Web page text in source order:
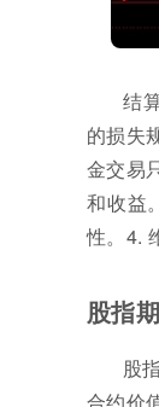
结
的损失
金交易
和收益
性。4.
股指
股